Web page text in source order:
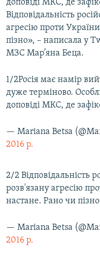
доповіді МКС, де
Відповідальність
агресію проти
пізно», – написала у
МЗС Мар’яна Беца.
1/2Росія має намір
дуже терміново.
доповіді МКС, де
— Mariana Betsa
2016 р.
2/2 Відповідальність
розв'язану агресію
настане. Рано чи пізно
— Mariana Betsa
2016 р.